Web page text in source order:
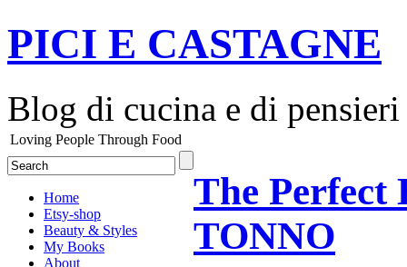
PICI E CASTAGNE
Blog di cucina e di pensieri
Loving People Through Food
Home
Etsy-shop
Beauty & Styles
My Books
About
The Perfect
TONNO